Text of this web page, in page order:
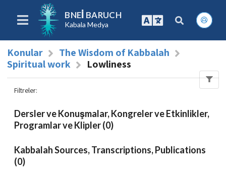
BNEI BARUCH
Kabala Medya
Konular
The Wisdom of Kabbalah
Spiritual work
Lowliness
Filtreler:
Dersler ve Konuşmalar, Kongreler ve Etkinlikler,
Programlar ve Klipler (0)
Kabbalah Sources, Transcriptions, Publications
(0)